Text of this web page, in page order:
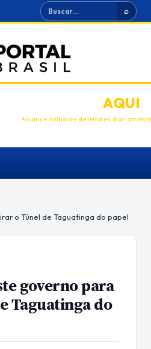
Buscar ⌕
ANUNCIEAQUI
Alcance milhares de leitores diariamente
o Túnel de Taguatinga do papel
governo para
Taguatinga do